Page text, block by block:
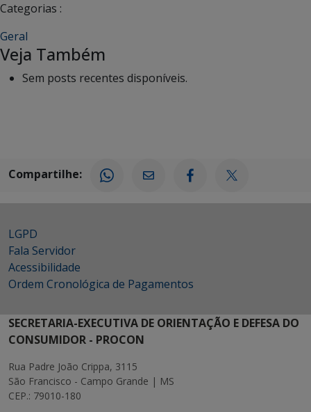
Categorias :
Geral
Veja Também
Sem posts recentes disponíveis.
Compartilhe:
LGPD
Fala Servidor
Acessibilidade
Ordem Cronológica de Pagamentos
SECRETARIA-EXECUTIVA DE ORIENTAÇÃO E DEFESA DO
CONSUMIDOR - PROCON
Rua Padre João Crippa, 3115
São Francisco - Campo Grande | MS
CEP.: 79010-180